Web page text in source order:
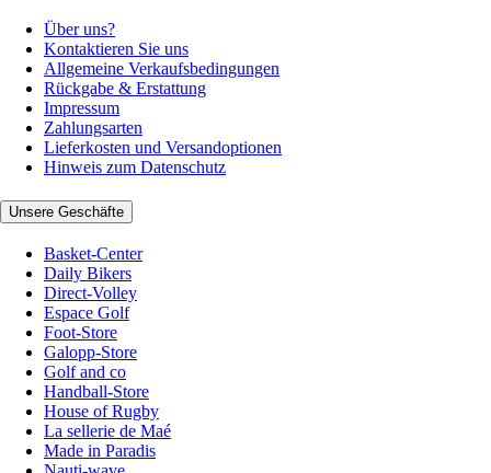
Über uns?
Kontaktieren Sie uns
Allgemeine Verkaufsbedingungen
Rückgabe & Erstattung
Impressum
Zahlungsarten
Lieferkosten und Versandoptionen
Hinweis zum Datenschutz
Unsere Geschäfte
Basket-Center
Daily Bikers
Direct-Volley
Espace Golf
Foot-Store
Galopp-Store
Golf and co
Handball-Store
House of Rugby
La sellerie de Maé
Made in Paradis